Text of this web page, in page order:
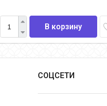
В корзину
СОЦСЕТИ